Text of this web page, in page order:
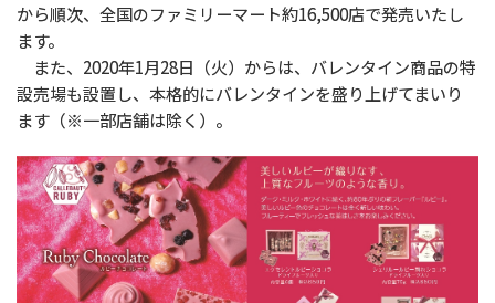
から順次、全国のファミリーマート約16,500店で発売いたし
ます。
また、2020年1月28日（火）からは、バレンタイン商品の特
設売場も設置し、本格的にバレンタインを盛り上げてまいり
ます（※一部店舗は除く）。